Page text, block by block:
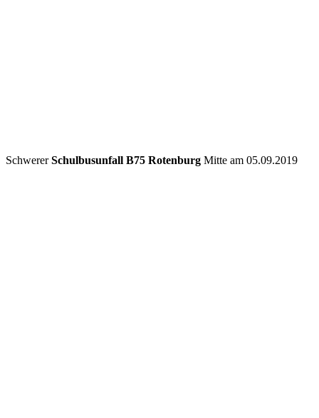
SchwererSchulbusunfall B75 Rotenburg Mitte am 05.09.2019